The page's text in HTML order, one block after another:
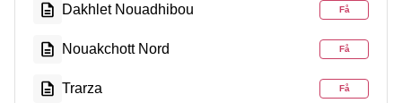
Dakhlet Nouadhibou Få
Nouakchott Nord Få
Trarza Få